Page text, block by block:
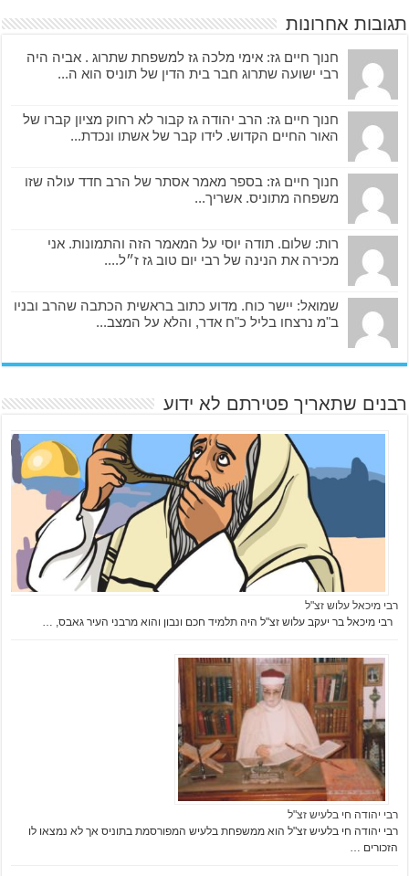
תגובות אחרונות
חנוך חיים גז: אימי מלכה גז למשפחת שתרוג . אביה היה
רבי ישועה שתרוג חבר בית הדין של תוניס הוא ה...
חנוך חיים גז: הרב יהודה גז קבור לא רחוק מציון קברו של
האור החיים הקדוש. לידו קבר של אשתו ונכדת...
חנוך חיים גז: בספר מאמר אסתר של הרב חדד עולה שזו
משפחה מתוניס. אשריך...
רות: שלום. תודה יוסי על המאמר הזה והתמונות. אני
מכירה את הנינה של רבי יום טוב גז ז״ל....
שמואל: יישר כוח. מדוע כתוב בראשית הכתבה שהרב ובניו
ב"מ נרצחו בליל כ"ח אדר, והלא על המצב...
רבנים שתאריך פטירתם לא ידוע
רבי מיכאל עלוש זצ"ל
רבי מיכאל בר יעקב עלוש זצ"ל היה תלמיד חכם ונבון והוא מרבני העיר גאבס, …
רבי יהודה חי בלעיש זצ"ל
רבי יהודה חי בלעיש זצ"ל הוא ממשפחת בלעיש המפורסמת בתוניס אך לא נמצאו לו
הזכורים …